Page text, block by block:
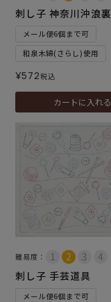
刺し子 神奈川沖浪裏
メール便6個まで可
和泉木綿(さらし)使用
¥572税込
カートに入れる
難易度：
刺し子 手芸道具
メール便6個まで可